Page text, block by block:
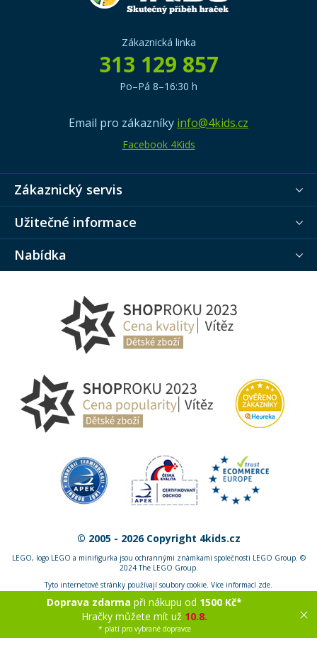
Zákaznická linka
313 129 857
Po–Pá 8–16:30 h
Email pro zákazníky info@4kids.cz
Facebook 4Kids
Zákaznický servis
Užitečné informace
Nabídka
© 2005 - 2026 Copyright 4kids.cz
LEGO, logo LEGO a minifigurka jsou ochrannými známkami společnosti LEGO Group. ©
2024 The LEGO Group.
Tyto internetové stránky používají soubory cookie. Více informací zde.
Zobrazit verzi pro desktop
Doprava zdarma při nákupu od 1500 Kč*
Hračky můžete mít už 10.8.
* platí pro vybrané dopravce